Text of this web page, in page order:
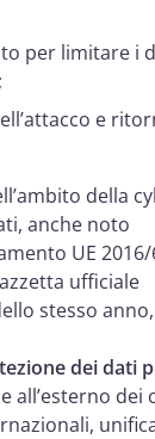
per limitare i
e
della
anche noto
UE 2016/
ufficiale
stesso
dei dati
all’esterno dei